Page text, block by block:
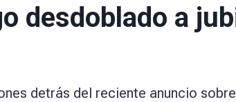
desdoblado a
detrás del reciente anuncio